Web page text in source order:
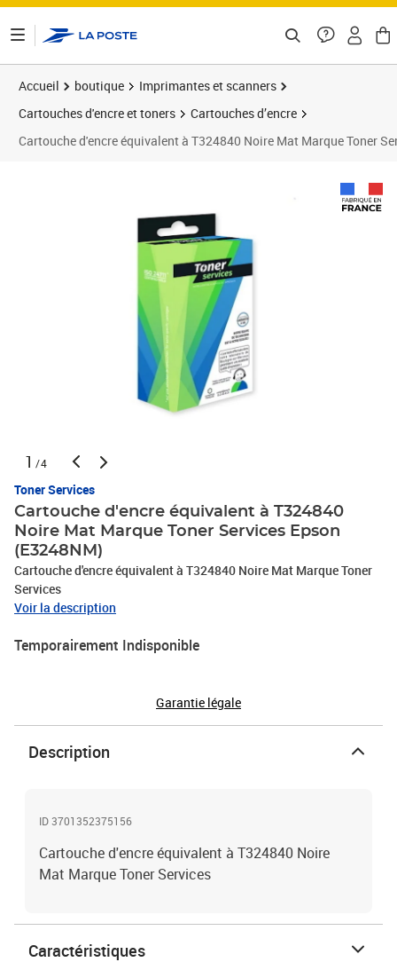
Accueil boutique
Imprimantes et scanners
Cartouches d'encre et toners
Cartouches d’encre
Cartouche d'encre équivalent à T324840 Noire Mat Marque Toner
1 /4
Toner Services
Cartouche d'encre équivalent à T324840
Noire Mat Marque Toner Services Epson
(E3248NM)
Cartouche d'encre équivalent à T324840 Noire Mat Marque Toner
Services
Voir la description
Temporairement Indisponible
Garantie légale
Description
ID 3701352375156
Cartouche d'encre équivalent à T324840 Noire
Mat Marque Toner Services
Caractéristiques